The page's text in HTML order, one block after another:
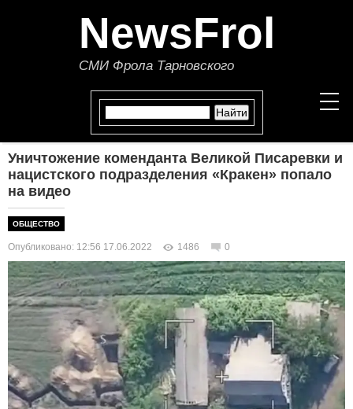
NewsFrol
СМИ Фрола Тарновского
НОВОСТИ
ПОЛИТИКА
ЭКОНОМИКА
В МИРЕ
ОБЩЕСТВО
КУЛЬТУРА
Уничтожение коменданта Великой Писаревки и
нацистского подразделения «Кракен» попало
на видео
ОБЩЕСТВО
Опубликовано: 12:56 17.06.2022 1486 0